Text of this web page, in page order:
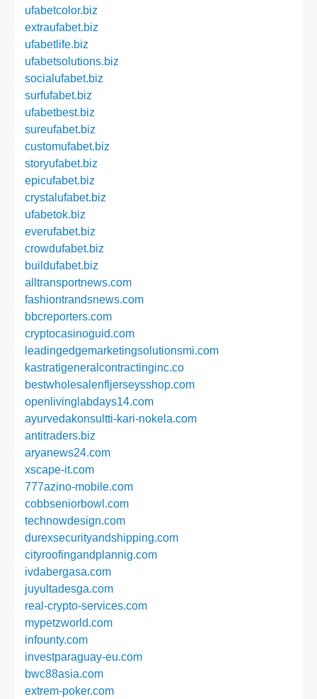
ufabetcolor.biz
extraufabet.biz
ufabetlife.biz
ufabetsolutions.biz
socialufabet.biz
surfufabet.biz
ufabetbest.biz
sureufabet.biz
customufabet.biz
storyufabet.biz
epicufabet.biz
crystalufabet.biz
ufabetok.biz
everufabet.biz
crowdufabet.biz
buildufabet.biz
alltransportnews.com
fashiontrandsnews.com
bbcreporters.com
cryptocasinoguid.com
leadingedgemarketingsolutionsmi.com
kastratigeneralcontractinginc.co
bestwholesalenfljerseysshop.com
openlivinglabdays14.com
ayurvedakonsultti-kari-nokela.com
antitraders.biz
aryanews24.com
xscape-it.com
777azino-mobile.com
cobbseniorbowl.com
technowdesign.com
durexsecurityandshipping.com
cityroofingandplannig.com
ivdabergasa.com
juyultadesga.com
real-crypto-services.com
mypetzworld.com
infounty.com
investparaguay-eu.com
bwc88asia.com
extrem-poker.com